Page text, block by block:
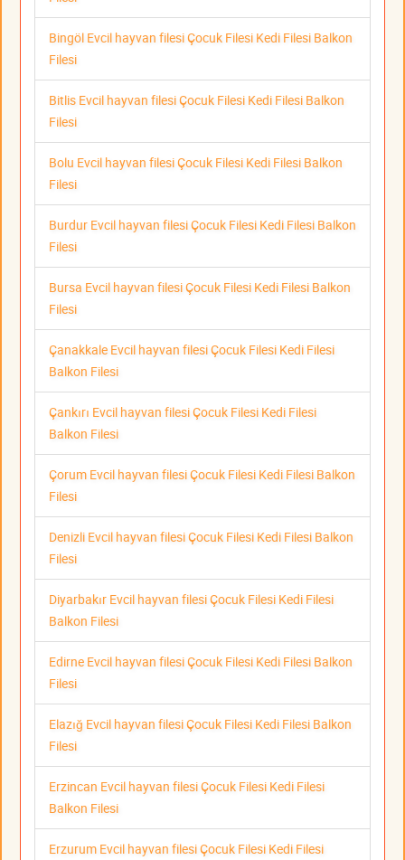
Bingöl Evcil hayvan filesi Çocuk Filesi Kedi Filesi Balkon
Filesi
Bitlis Evcil hayvan filesi Çocuk Filesi Kedi Filesi Balkon
Filesi
Bolu Evcil hayvan filesi Çocuk Filesi Kedi Filesi Balkon
Filesi
Burdur Evcil hayvan filesi Çocuk Filesi Kedi Filesi Balkon
Filesi
Bursa Evcil hayvan filesi Çocuk Filesi Kedi Filesi Balkon
Filesi
Çanakkale Evcil hayvan filesi Çocuk Filesi Kedi Filesi
Balkon Filesi
Çankırı Evcil hayvan filesi Çocuk Filesi Kedi Filesi
Balkon Filesi
Çorum Evcil hayvan filesi Çocuk Filesi Kedi Filesi Balkon
Filesi
Denizli Evcil hayvan filesi Çocuk Filesi Kedi Filesi Balkon
Filesi
Diyarbakır Evcil hayvan filesi Çocuk Filesi Kedi Filesi
Balkon Filesi
Edirne Evcil hayvan filesi Çocuk Filesi Kedi Filesi Balkon
Filesi
Elazığ Evcil hayvan filesi Çocuk Filesi Kedi Filesi Balkon
Filesi
Erzincan Evcil hayvan filesi Çocuk Filesi Kedi Filesi
Balkon Filesi
Erzurum Evcil hayvan filesi Çocuk Filesi Kedi Filesi